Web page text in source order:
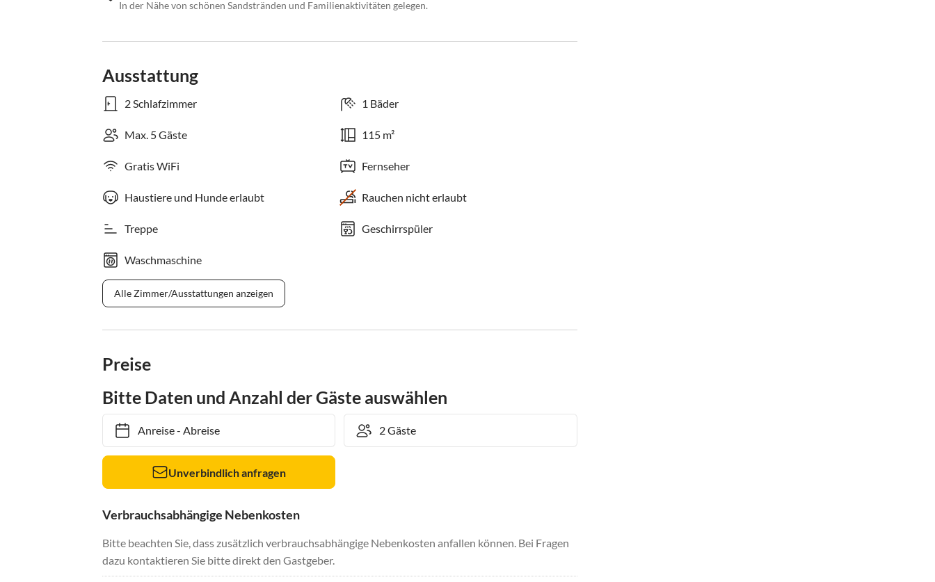
In der Nähe von schönen Sandstränden und Familienaktivitäten gelegen.
Ausstattung
2 Schlafzimmer 1 Bäder
Max. 5 Gäste 115 m²
Gratis WiFi Fernseher
Haustiere und Hunde erlaubt Rauchen nicht erlaubt
Treppe Geschirrspüler
Waschmaschine
Alle Zimmer/Ausstattungen anzeigen
Preise
Bitte Daten und Anzahl der Gäste auswählen
Anreise- Abreise
Unverbindlich anfragen
Verbrauchsabhängige Nebenkosten
Bitte beachten Sie, dass zusätzlich verbrauchsabhängige Nebenkosten anfallen können. Bei Fragen
dazu kontaktieren Sie bitte direkt den Gastgeber.